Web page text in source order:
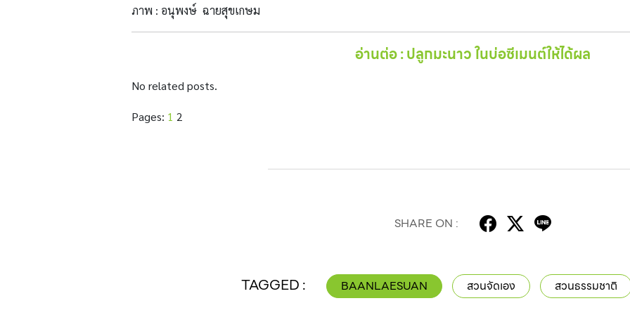
ภาพ : อนุพงษ์ ฉายสุขเกษม
อ่านต่อ : ปลูกมะนาว ในบ่อซีเมนต์ให้ได้ผล
No related posts.
Pages: 1 2
SHARE ON :
TAGGED : BAANLAESUAN สวนจัดเอง สวนธรรมชาติ